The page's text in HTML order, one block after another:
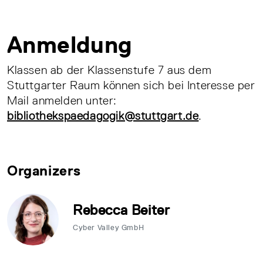
Anmeldung
Klassen ab der Klassenstufe 7 aus dem
Stuttgarter Raum können sich bei Interesse per
Mail anmelden unter:
bibliothekspaedagogik@stuttgart.de.
Organizers
Rebecca Beiter
Cyber Valley GmbH